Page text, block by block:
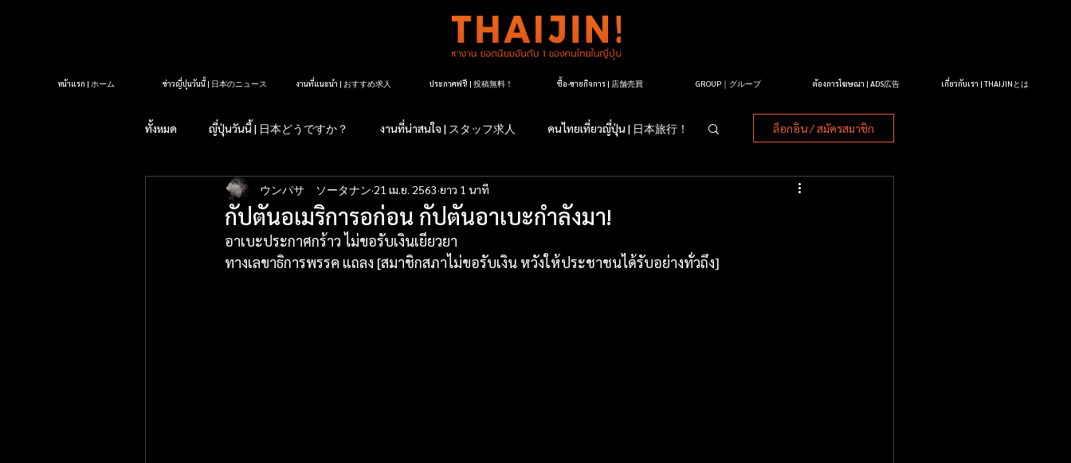
หน้าแรก | ホーム ข่าวญี่ปุ่นวันนี้ | 日本のニュース งานที่แนะนำ | おすすめ求人 ประกาศฟรี! | 投稿無料！ ซื้อ-ขายกิจการ | 店舗売買 GROUP｜グループ ต้องการโฆษณา | ADS広告 เกี่ยวกับเรา | THAIJINとは
ทั้งหมด ญี่ปุ่นวันนี้ | 日本どうですか？ งานที่น่าสนใจ | スタッフ求人 คนไทยเที่ยวญี่ปุ่น | 日本旅行！
รู้หรือไม่?ในญี่ปุ่น| 知っていますか？日本のこと マッサージ紹介
アロママッサージ店紹介 マッサージについて タイランドについて
ล็อกอิน / สมัครสมาชิก
กัปตันอเมริการอก่อน กัปตันอาเบะกำลังมา!
ウンパサ ソータナン 21 เม.ย. 2563 ยาว 1 นาที
อาเบะประกาศกร้าว ไม่ขอรับเงินเยียวยา
ทางเลขาธิการพรรค แถลง [สมาชิกสภาไม่ขอรับเงิน หวังให้ประชาชนได้รับอย่างทั่วถึง]